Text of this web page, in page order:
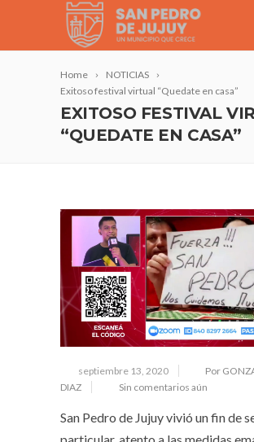
Home
NOTICIAS
Exitoso festival virtual “Quedate en casa”
EXITOSO FESTIVAL
“QUEDATE EN CASA”
septiembre 13, 2020
Por
DIAZ
Sin comentarios aún
San Pedro de Jujuy vivió un fin de